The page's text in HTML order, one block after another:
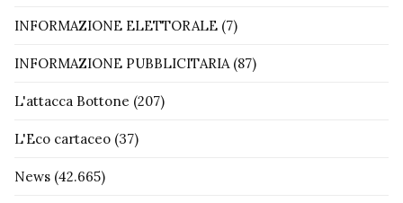
INFORMAZIONE ELETTORALE (7)
INFORMAZIONE PUBBLICITARIA(87)
L'attacca Bottone (207)
L'Eco cartaceo (37)
News (42.665)